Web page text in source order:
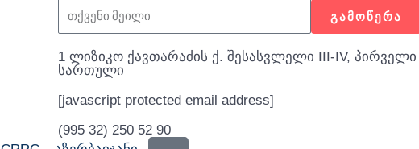
ᲒᲐᲛᲝᲬᲔᲠᲐ
1 ლიზიკო ქავთარაძის ქ. შესასვლელი III-IV, პირველი
სართული
[javascript protected email address]
(995 32) 250 52 90